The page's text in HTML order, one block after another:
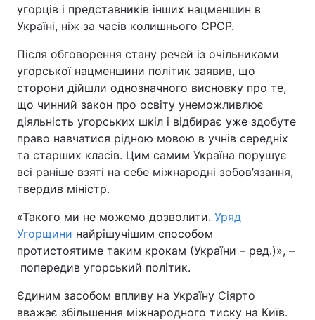
угорців і представників інших нацменшин в
Україні, ніж за часів колишнього СРСР.
Після обговорення стану речей із очільниками
угорської нацменшини політик заявив, що
сторони дійшли однозначного висновку про те,
що чинний закон про освіту унеможливлює
діяльність угорських шкіл і відбирає уже здобуте
право навчатися рідною мовою в учнів середніх
та старших класів. Цим самим Україна порушує
всі раніше взяті на себе міжнародні зобов’язання,
твердив міністр.
«Такого ми не можемо дозволити. Уряд
Угорщини найрішучішим способом
протистоятиме таким крокам (України – ред.)», –
попередив угорський політик.
Єдиним засобом впливу на Україну Сіярто
вважає збільшення міжнародного тиску на Київ.